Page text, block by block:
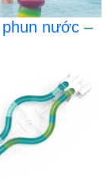
phun nước –